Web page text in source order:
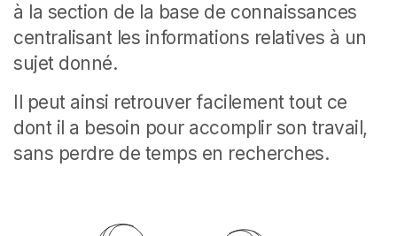
à la section de la base de connaissances
centralisant les informations relatives à un
sujet donné.
Il peut ainsi retrouver facilement tout ce
dont il a besoin pour accomplir son travail,
sans perdre de temps en recherches.